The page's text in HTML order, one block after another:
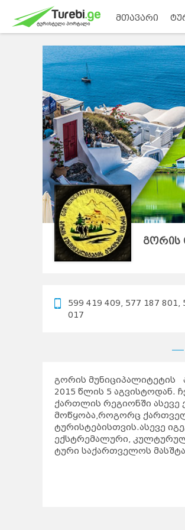
მთავარი
გორის
599 419 409, 577 187 801,
017
გორის მუნიციპალიტეტის
2015 წლის 5 აგვისტოდან.
ქართლის რეგიონში ასევე
მოწყობა,როგორც
ტურისტებისთვის.ასევე
ექსტრემალური,
ტური საქართველოს